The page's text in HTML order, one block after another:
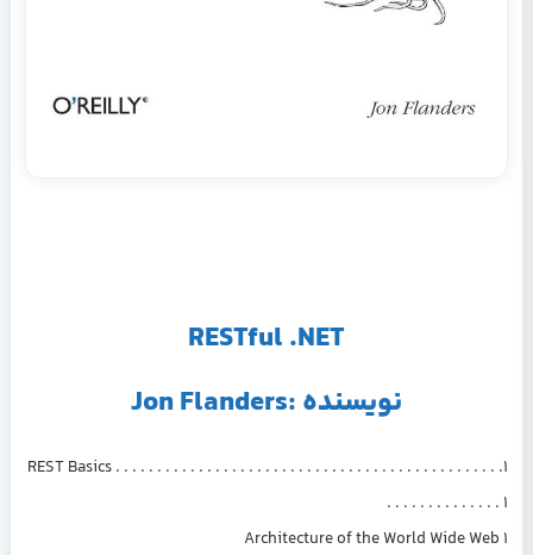
RESTful .NET
نویسنده :Jon Flanders
1. REST Basics . . . . . . . . . . . . . . . . . . . . . . . . . . . . . . . . . . . . . . . . . . . . . .
. . . . . . . . . . . . . . 1
Architecture of the World Wide Web 1